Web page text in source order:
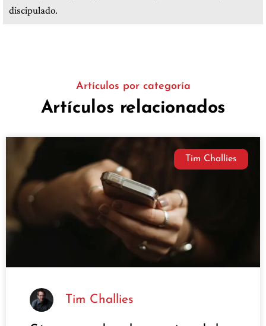
discipulado.
Artículos por categoría
Artículos relacionados
Tim Challies
Tim Challies